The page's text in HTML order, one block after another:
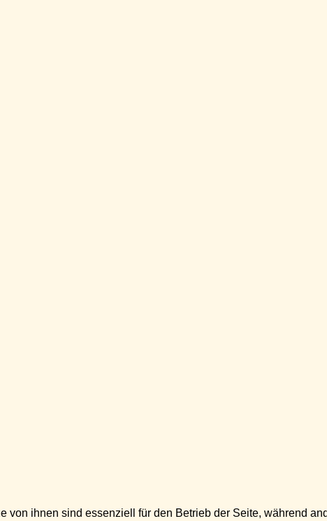
von ihnen sind essenziell für den Betrieb der Seite, während